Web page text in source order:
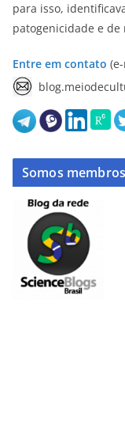
para isso,
patogenicidade e
Entre em contato
Somos membros